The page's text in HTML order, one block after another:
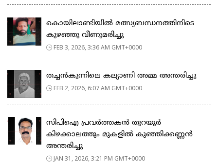
കൊയിലാണ്ടിയില്‍ മത്സ്യബന്ധനത്തിനിടെ
കുഴഞ്ഞു വീണുമരിച്ചു
FEB 3, 2026, 3:36 AM GMT+0000
തച്ചൻകുന്നിലെ കല്യാണി അമ്മ അന്തരിച്ചു
FEB 2, 2026, 6:07 AM GMT+0000
സിപിഐ പ്രവർത്തകൻ തുറയൂർ
കിഴക്കാലത്തും മുകളിൽ കുഞ്ഞിക്കണ്ണൻ
അന്തരിച്ചു
JAN 31, 2026, 3:21 PM GMT+0000